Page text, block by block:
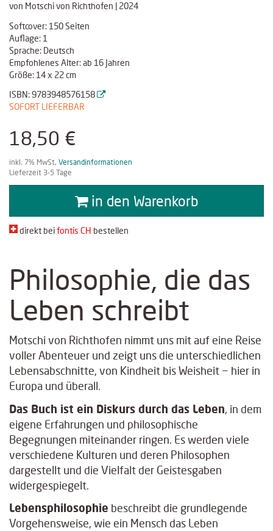
von Motschi von Richthofen | 2024
Softcover: 150 Seiten
Auflage: 1
Sprache: Deutsch
Empfohlenes Alter: ab 16 Jahren
Größe: 14 x 22 cm
ISBN: 9783948576158
SOFORT LIEFERBAR
18,50 €
inkl. 7% MwSt, Versandinformationen
Lieferzeit 3-5 Tage
in den Warenkorb
direkt beifontis CH bestellen
Philosophie, die das
Leben schreibt
Motschi von Richthofen nimmt uns mit auf eine Reise
voller Abenteuer und zeigt uns die unterschiedlichen
Lebensabschnitte, von Kindheit bis Weisheit − hier in
Europa und überall.
Das Buch ist ein Diskurs durch das Leben, in dem
eigene Erfahr­ungen und philosophische
Begegnungen miteinander ringen. Es werden viele
verschiedene Kulturen und deren Philosophen
dargestellt und die Vielfalt der Geistesgaben
widergespiegelt.
Lebensphilosophie beschreibt die grundlegende
Vorgehensweise, wie ein Mensch das Leben